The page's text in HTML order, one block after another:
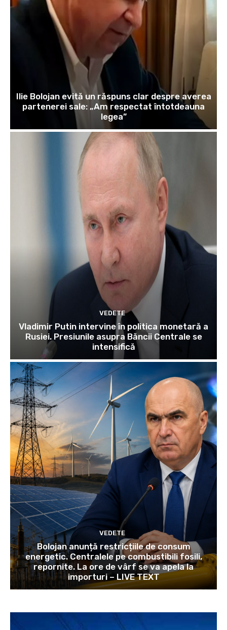
Ilie Bolojan evită un răspuns clar despre averea
partenerei sale: „Am respectat întotdeauna
legea”
VEDETE
Vladimir Putin intervine în politica monetară a
Rusiei. Presiunile asupra Băncii Centrale se
intensifică
VEDETE
Bolojan anunță restricțiile de consum
energetic. Centralele pe combustibili fosili,
repornite. La ore de vârf se va apela la
importuri – LIVE TEXT